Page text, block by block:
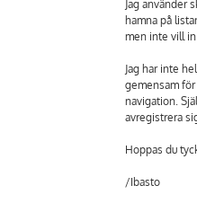
Jag använder
hamna på
men inte vill in
Jag har inte
gemensam
navigation.
avregistrera
Hoppas du
/Ibasto